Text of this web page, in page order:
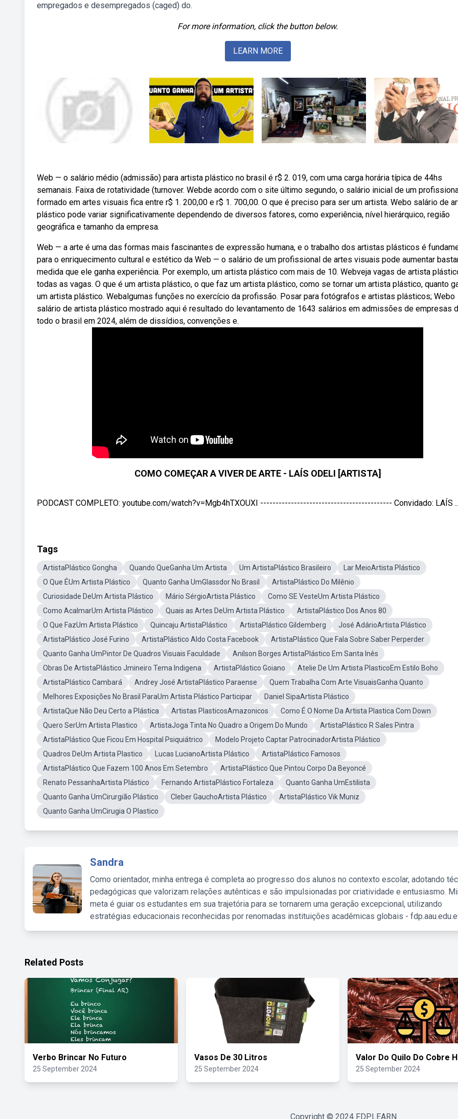
empregados e desempregados (caged) do.
For more information, click the button below.
LEARN MORE
Web — o salário médio (admissão) para artista plástico no brasil é r$ 2. 019, com uma carga horária típica de 44hs
semanais. Faixa de rotatividade (turnover. Webde acordo com o site último segundo, o salário inicial de um
formado em artes visuais fica entre r$ 1. 200,00 e r$ 1. 700,00. O que é preciso para ser um artista. Webo salário de
plástico pode variar significativamente dependendo de diversos fatores, como experiência, nível hierárquico, região
geográfica e tamanho da empresa.
Web — a arte é uma das formas mais fascinantes de expressão humana, e o trabalho dos artistas plásticos é
para o enriquecimento cultural e estético da Web — o salário de um profissional de artes visuais pode aumentar
medida que ele ganha experiência. Por exemplo, um artista plástico com mais de 10. Webveja vagas de artista
todas as vagas. O que é um artista plástico, o que faz um artista plástico, como se tornar um artista plástico, quanto
um artista plástico. Webalgumas funções no exercício da profissão. Posar para fotógrafos e artistas plásticos; Webo
salário de artista plástico mostrado aqui é resultado do levantamento de 1643 salários em admissões de empresas
todo o brasil em 2024, além de dissídios, convenções e.
COMO COMEÇAR A VIVER DE ARTE - LAÍS ODELI [ARTISTA]
PODCAST COMPLETO: youtube.com/watch?v=Mgb4hTXOUXI ------------------------------------------- Convidado: LAÍS
Tags
ArtistaPlástico Gongha Quando QueGanha Um Artista Um ArtistaPlástico Brasileiro
Lar MeioArtista Plástico
O Que ÉUm Artista Plástico
Quanto Ganha UmGlassdor No Brasil
ArtistaPlástico Do Milênio
Curiosidade DeUm Artista Plástico
Mário SérgioArtista Plástico
Como SE VesteUm Artista Plástico
Como AcalmarUm Artista Plástico
Quais as Artes DeUm Artista Plástico
ArtistaPlástico Dos Anos 80
O Que FazUm Artista Plástico
Quincaju ArtistaPlástico ArtistaPlástico Gildemberg
José AdárioArtista Plástico
ArtistaPlástico José Furino
ArtistaPlástico Aldo Costa Facebook
ArtistaPlástico Que Fala Sobre Saber Perperder
Quanto Ganha UmPintor De Quadros Visuais Faculdade
Anilson Borges ArtistaPlástico Em Santa Inês
Obras De ArtistaPlástico Jmineiro Tema Indigena
ArtistaPlástico Goiano
Atelie De Um Artista PlasticoEm Estilo Boho
ArtistaPlástico Cambará
Andrey José ArtistaPlástico Paraense
Quem Trabalha Com Arte VisuaisGanha Quanto
Melhores Exposições No Brasil ParaUm Artista Plástico Participar
Daniel SipaArtista Plástico
ArtistaQue Não Deu Certo a Plástica
Artistas PlasticosAmazonicos
Como É O Nome Da Artista Plastica Com Down
Quero SerUm Artista Plastico
ArtistaJoga Tinta No Quadro a Origem Do Mundo
ArtistaPlástico R Sales Pintra
ArtistaPlástico Que Ficou Em Hospital Psiquiátrico
Modelo Projeto Captar PatrocinadorArtista Plástico
Quadros DeUm Artista Plastico
Lucas LucianoArtista Plástico
ArtistaPlástico Famosos
ArtistaPlástico Que Fazem 100 Anos Em Setembro
ArtistaPlástico Que Pintou Corpo Da Beyoncé
Renato PessanhaArtista Plástico
Fernando ArtistaPlástico Fortaleza
Quanto Ganha UmEstilista
Quanto Ganha UmCirurgião Plástico
Cleber GauchoArtista Plástico
ArtistaPlástico Vik Muniz
Quanto Ganha UmCirugia O Plastico
Sandra
Como orientador, minha entrega é completa ao progresso dos alunos no contexto escolar, adotando
pedagógicas que valorizam relações autênticas e são impulsionadas por criatividade e entusiasmo.
meta é guiar os estudantes em sua trajetória para se tornarem uma geração excepcional, utilizando
estratégias educacionais reconhecidas por renomadas instituições acadêmicas globais -
Related Posts
Verbo Brincar No Futuro
25 September 2024
Vasos De 30 Litros
25 September 2024
Valor Do Quilo Do Cobre
25 September 2024
Copyright © 2024 FDPLEARN